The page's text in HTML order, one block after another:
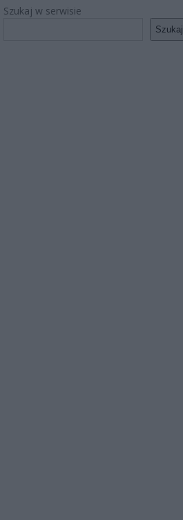
Szukaj w serwisie
Szukaj